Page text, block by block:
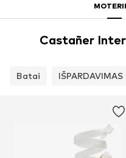
Castañer
Batai IŠPARDAVIMAS